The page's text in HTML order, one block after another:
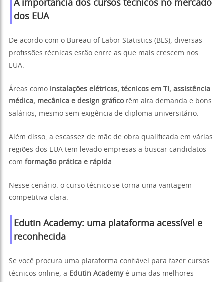
A importância dos cursos técnicos no mercado
dos EUA
De acordo com o Bureau of Labor Statistics (BLS), diversas
profissões técnicas estão entre as que mais crescem nos
EUA.
Áreas como instalações elétricas, técnicos em TI, assistência
médica, mecânica e design gráficotêm alta demanda e bons
salários, mesmo sem exigência de diploma universitário.
Além disso, a escassez de mão de obra qualificada em várias
regiões dos EUA tem levado empresas a buscar candidatos
com formação prática e rápida.
Nesse cenário, o curso técnico se torna uma vantagem
competitiva clara.
Edutin Academy: uma plataforma acessível e
reconhecida
Se você procura uma plataforma confiável para fazer cursos
técnicos online, a Edutin Academyé uma das melhores